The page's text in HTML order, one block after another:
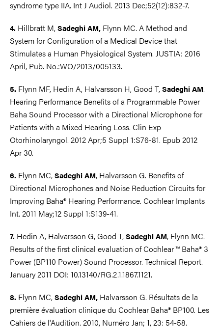
syndrome type IIA. Int J Audiol. 2013 Dec;52(12):832-7.
4. Hillbratt M,Sadeghi AM, Flynn MC. A Method and
System for Configuration of a Medical Device that
Stimulates a Human Physiological System. JUSTIA: 2016
April, Pub. No.:WO/2013/005133.
5. Flynn MF, Hedin A, Halvarsson H, Good T,Sadeghi AM.
Hearing Performance Benefits of a Programmable Power
Baha Sound Processor with a Directional Microphone for
Patients with a Mixed Hearing Loss. Clin Exp
Otorhinolaryngol. 2012 Apr;5 Suppl 1:S76-81. Epub 2012
Apr 30.
6. Flynn MC,Sadeghi AM, Halvarsson G. Benefits of
Directional Microphones and Noise Reduction Circuits for
Improving Baha® Hearing Performance. Cochlear Implants
Int. 2011 May;12 Suppl 1:S139-41.
7. Hedin A, Halvarsson G, Good T,Sadeghi AM, Flynn MC.
Results of the first clinical evaluation of Cochlear ™ Baha® 3
Power (BP110 Power) Sound Processor. Technical Report.
January 2011 DOI: 10.13140/RG.2.1.1867.1121.
8. Flynn MC,Sadeghi AM, Halvarsson G. Résultats de la
première évaluation clinique du Cochlear Baha® BP100. Les
Cahiers de l'Audition. 2010, Numéro Jan; 1, 23: 54-58.